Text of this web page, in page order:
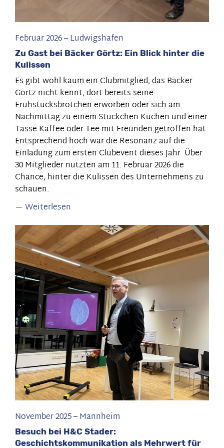
Februar 2026–Ludwigshafen
Zu Gast bei Bäcker Görtz: Ein Blick hinter die
Kulissen
Es gibt wohl kaum ein Clubmitglied, das Bäcker
Görtz nicht kennt, dort bereits seine
Frühstücksbrötchen erworben oder sich am
Nachmittag zu einem Stückchen Kuchen und einer
Tasse Kaffee oder Tee mit Freunden getroffen hat.
Entsprechend hoch war die Resonanz auf die
Einladung zum ersten Clubevent dieses Jahr. Über
30 Mitglieder nutzten am 11. Februar 2026 die
Chance, hinter die Kulissen des Unternehmens zu
schauen.
Weiterlesen
Zu
Gast
bei
Bäcker
Görtz:
Ein
Blick
hinter
die
Kulissen
November 2025–Mannheim
Besuch bei H&C Stader:
Geschichtskommunikation als Mehrwert für